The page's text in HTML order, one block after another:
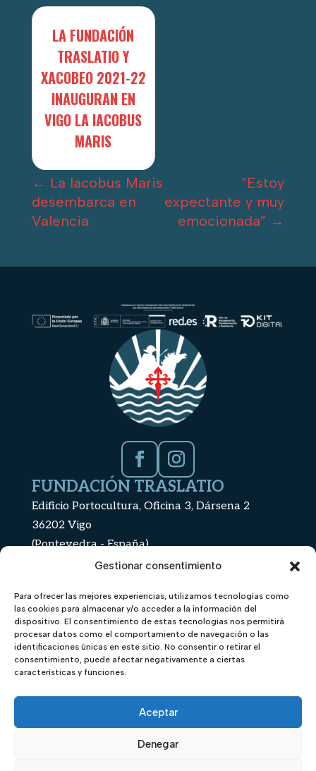
Gestionar consentimiento
Para ofrecer las mejores experiencias, utilizamos tecnologías como
las cookies para almacenar y/o acceder a la información del
dispositivo. El consentimiento de estas tecnologías nos permitirá
procesar datos como el comportamiento de navegación o las
identificaciones únicas en este sitio. No consentir o retirar el
consentimiento, puede afectar negativamente a ciertas
características y funciones.
Aceptar
Denegar
LA FUNDACIÓN
TRASLATIO Y
XACOBEO 2021-22
INAUGURAN EN
VIGO LA IACOBUS
MARIS
← La Iacobus Maris
desembarca en
Valencia
“Estoy
expectante y muy
emocionada” →
FacebookInstagram
FUNDACIÓN TRASLATIO
Edificio Portocultura, Oficina 3, Dársena 2
36202 Vigo
(Pontevedra - España)
+34 886 112 439
TE PODRÍA
INTERESAR
Estatutos de la fundación
Política de privacidad
Política de Cookies
CONTENIDO
Inicio
Nautilus
Iacobus Mari